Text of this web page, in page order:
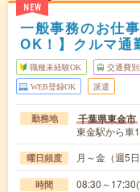
NEW
一般事務のお仕
OK！】クルマ通
職種未経験OK 交通費
WEB登録OK 派遣
勤務地 千葉県東金市
東金駅から車
曜日頻度 月～金（週5
時間 08:30～